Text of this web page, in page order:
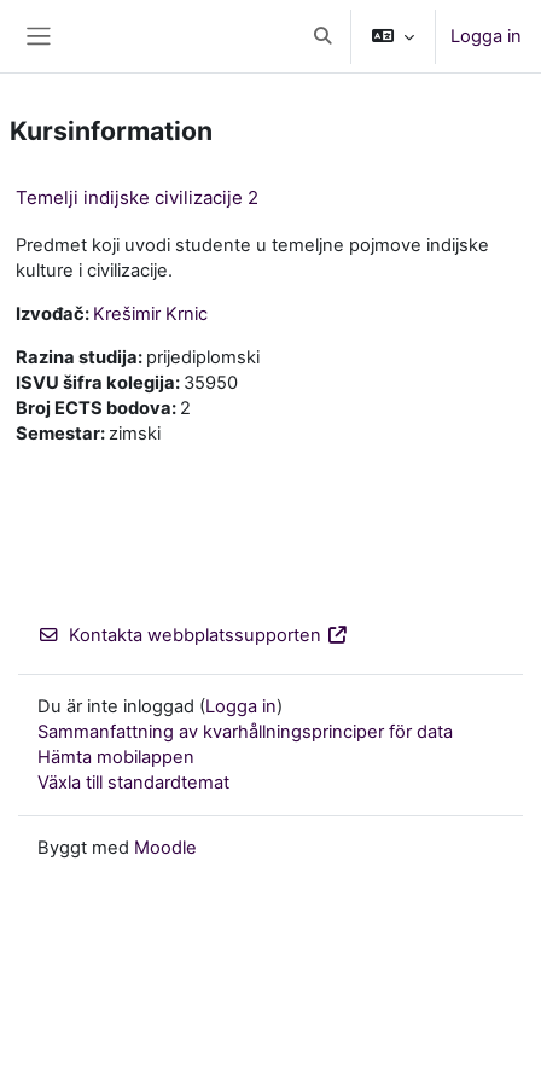
Växla sökinmatningLogga in
Kursinformation
Temelji indijske civilizacije 2
Predmet koji uvodi studente u temeljne pojmove indijske
kulture i civilizacije.
Izvođač: Krešimir Krnic
Razina studija: prijediplomski
ISVU šifra kolegija: 35950
Broj ECTS bodova: 2
Semestar:zimski
Kontakta webbplatssupporten
Du är inte inloggad (Logga in)
Sammanfattning av kvarhållningsprinciper för data
Hämta mobilappen
Växla till standardtemat
Byggt med Moodle